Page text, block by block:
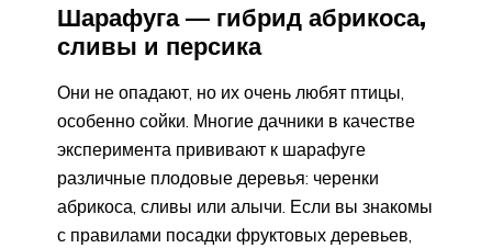
Шарафуга — гибрид абрикоса,
сливы и персика
Они не опадают, но их очень любят птицы,
особенно сойки. Многие дачники в качестве
эксперимента прививают к шарафуге
различные плодовые деревья: черенки
абрикоса, сливы или алычи. Если вы знакомы
с правилами посадки фруктовых деревьев,